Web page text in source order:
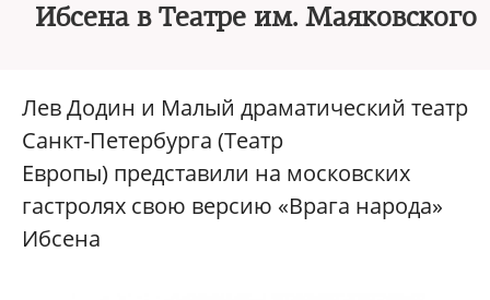
Ибсена в Театре им. Маяковского
Лев Додин и Малый драматический театр
Санкт-Петербурга (Театр
Европы) представили на московских
гастролях свою версию «Врага народа»
Ибсена